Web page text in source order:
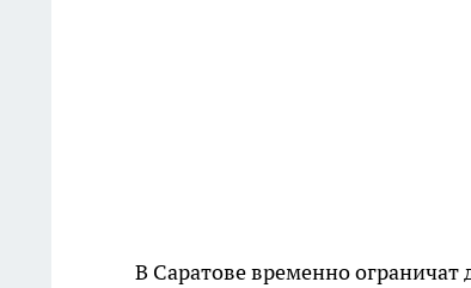
В Саратове временно ограничат